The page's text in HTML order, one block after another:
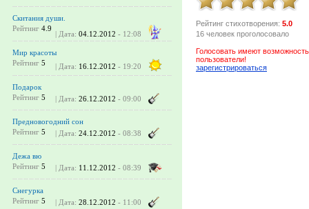
Скитания души.
Рейтинг 4.9
| Дата: 04.12.2012 - 12:08
Мир красоты
Рейтинг 5 | Дата: 16.12.2012 - 19:20
Подарок
Рейтинг 5 | Дата: 26.12.2012 - 09:00
Предновогодний сон
Рейтинг 5 | Дата: 24.12.2012 - 08:38
Дежа вю
Рейтинг 5 | Дата: 11.12.2012 - 08:39
Снегурка
Рейтинг 5 | Дата: 28.12.2012 - 11:00
Рейтинг стихотворения: 5.0
16 человек проголосовало
Голосовать имеют
пользователи!
зарегистрироваться